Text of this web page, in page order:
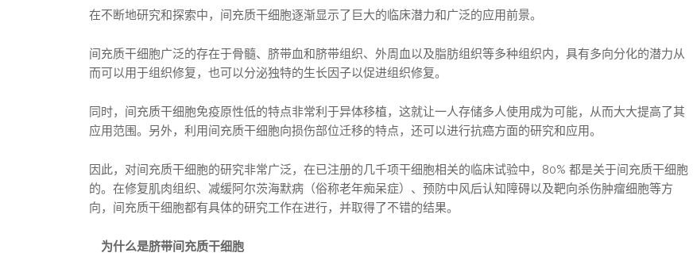
在不断地研究和探索中，间充质干细胞逐渐显示了巨大的临床潜力和广泛的应用前景。
间充质干细胞广泛的存在于骨髓、脐带血和脐带组织、外周血以及脂肪组织等多种组织内，具有多向分化的潜力从
而可以用于组织修复，也可以分泌独特的生长因子以促进组织修复。
同时，间充质干细胞免疫原性低的特点非常利于异体移植，这就让一人存储多人使用成为可能，从而大大提高了其
应用范围。另外，利用间充质干细胞向损伤部位迁移的特点，还可以进行抗癌方面的研究和应用。
因此，对间充质干细胞的研究非常广泛，在已注册的几千项干细胞相关的临床试验中，80% 都是关于间充质干细胞
的。在修复肌肉组织、减缓阿尔茨海默病（俗称老年痴呆症）、预防中风后认知障碍以及靶向杀伤肿瘤细胞等方
向，间充质干细胞都有具体的研究工作在进行，并取得了不错的结果。
为什么是脐带间充质干细胞